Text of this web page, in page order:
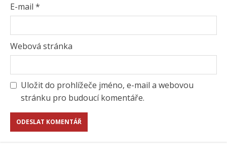
E-mail *
Webová stránka
Uložit do prohlížeče jméno, e-mail a webovou
stránku pro budoucí komentáře.